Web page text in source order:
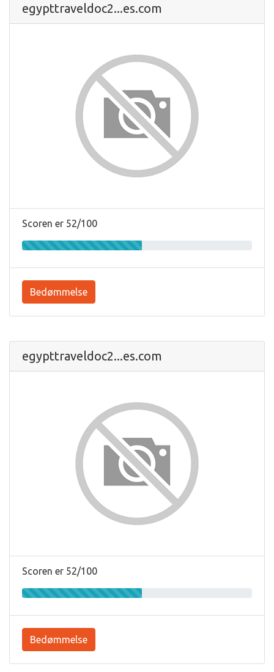
egypttraveldoc2...es.com
Scoren er 52/100
Bedømmelse
egypttraveldoc2...es.com
Scoren er 52/100
Bedømmelse